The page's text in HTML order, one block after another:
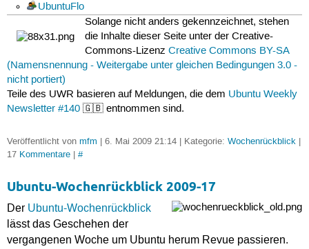
UbuntuFlo
Solange nicht anders gekennzeichnet, stehen
die Inhalte dieser Seite unter der Creative-
Commons-LizenzCreative Commons BY-SA
(Namensnennung - Weitergabe unter gleichen Bedingungen 3.0 -
nicht portiert)
Teile des UWR basieren auf Meldungen, die dem Ubuntu Weekly
Newsletter #140🇬🇧 entnommen sind.
Veröffentlicht von mfm | 6. Mai 2009 21:14 | Kategorie: Wochenrückblick|
17 Kommentare| #
Ubuntu-Wochenrückblick 2009-17
Der Ubuntu-Wochenrückblick
lässt das Geschehen der
vergangenen Woche um Ubuntu herum Revue passieren.